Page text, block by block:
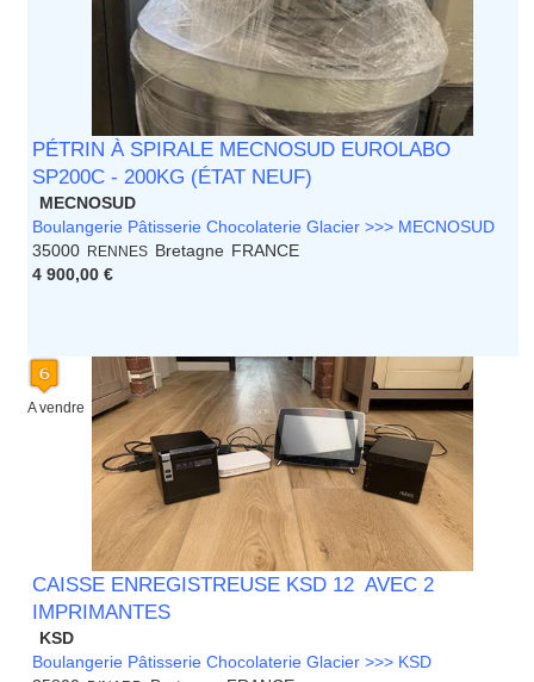
PÉTRIN À SPIRALE MECNOSUD EUROLABO
SP200C - 200KG (ÉTAT NEUF)
MECNOSUD
Boulangerie Pâtisserie Chocolaterie Glacier >>> MECNOSUD
35000
RENNES Bretagne FRANCE
4 900,00 €
A vendre
CAISSE ENREGISTREUSE KSD 12 AVEC 2
IMPRIMANTES
KSD
Boulangerie Pâtisserie Chocolaterie Glacier >>> KSD